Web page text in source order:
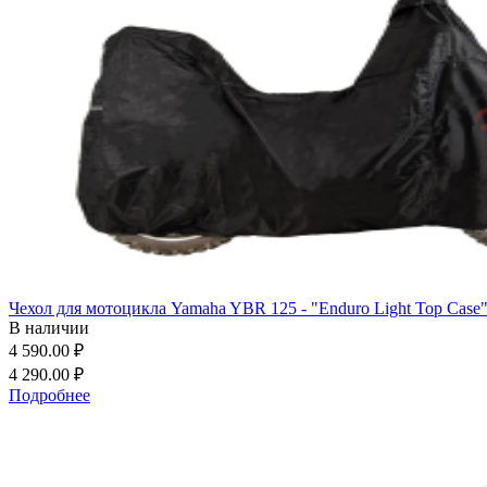
Чехол для мотоцикла Yamaha YBR 125 - "Enduro Light Top Case"
В наличии
4 590.00 ₽
4 290.00 ₽
Подробнее